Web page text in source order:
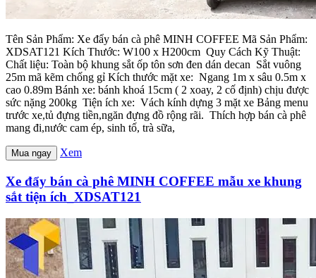
Tên Sản Phẩm: Xe đẩy bán cà phê MINH COFFEE Mã Sản Phẩm:
XDSAT121 Kích Thước: W100 x H200cm Quy Cách Kỹ Thuật:
Chất liệu: Toàn bộ khung sắt ốp tôn sơn đen dán decan Sắt vuông
25m mã kẽm chống gỉ Kích thước mặt xe: Ngang 1m x sâu 0.5m x
cao 0.89m Bánh xe: bánh khoá 15cm ( 2 xoay, 2 cố định) chịu được
sức nặng 200kg Tiện ích xe: Vách kính dựng 3 mặt xe Bảng menu
trước xe,tủ đựng tiền,ngăn đựng đồ rộng rãi. Thích hợp bán cà phê
mang đi,nước cam ép, sinh tố, trà sữa,
Mua ngay Xem
Xe đẩy bán cà phê MINH COFFEE mẫu xe khung
sắt tiện ích_XDSAT121